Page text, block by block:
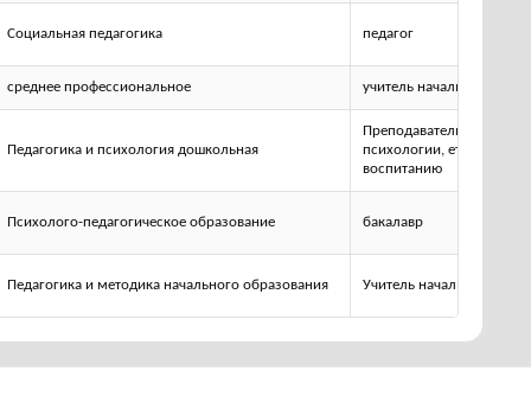
Социальная педагогика педагог
среднее профессиональное учитель начальных
Педагогика и психология дошкольная
Преподаватель
психологии, етодист по
воспитанию
Психолого-педагогическое образование бакалавр
Педагогика и методика начального образования Учитель начальных